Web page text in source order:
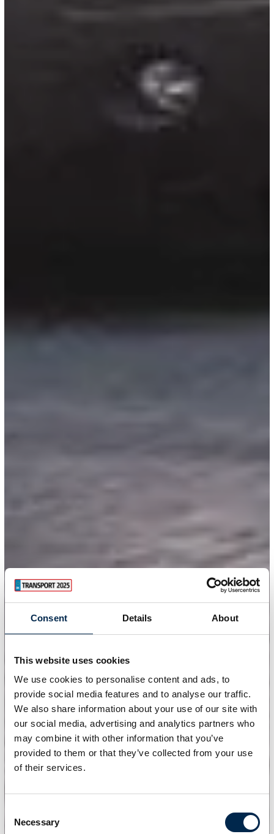
Consent Details About
This website uses cookies
We use cookies to personalise content and ads, to
provide social media features and to analyse our traffic.
We also share information about your use of our site with
our social media, advertising and analytics partners who
may combine it with other information that you’ve
provided to them or that they’ve collected from your use
of their services.
Selection
Necessary